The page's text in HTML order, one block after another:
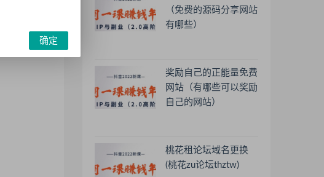
（免费的源码分享网站
有哪些）
奖励自己的正能量免费
网站（有哪些可以奖励
自己的网站）
桃花租论坛域名更换
(桃花zu论坛thztw)
确定